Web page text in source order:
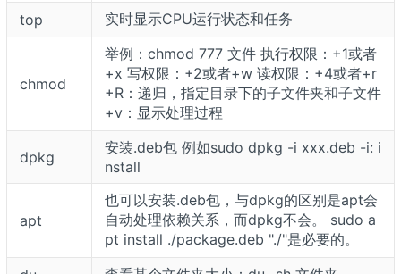
top
实时显示CPU运行状态和任务
chmod
举例：chmod 777 文件 执行权限：+1或者
+x 写权限：+2或者+w 读权限：+4或者+r
+R：递归，指定目录下的子文件夹和子文件
+v：显示处理过程
dpkg
安装.deb包 例如sudo dpkg -i xxx.deb -i: i
nstall
apt
也可以安装.deb包，与dpkg的区别是apt会
自动处理依赖关系，而dpkg不会。 sudo a
pt install ./package.deb "./"是必要的。